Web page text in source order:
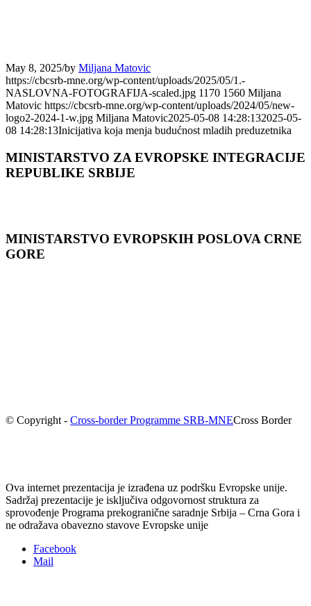
May 8, 2025/by Miljana Matovic
https://cbcsrb-mne.org/wp-content/uploads/2025/05/1.-
NASLOVNA-FOTOGRAFIJA-scaled.jpg 1170 1560 Miljana
Matovic https://cbcsrb-mne.org/wp-content/uploads/2024/05/new-
logo2-2024-1-w.jpg Miljana Matovic2025-05-08 14:28:132025-05-
08 14:28:13Inicijativa koja menja budućnost mladih preduzetnika
MINISTARSTVO ZA EVROPSKE INTEGRACIJE
REPUBLIKE SRBIJE
MINISTARSTVO EVROPSKIH POSLOVA CRNЕ
GORЕ
© Copyright - Cross-border Programme SRB-MNECross Border
Ova internet prezentacija je izrađena uz podršku Evropske unije.
Sadržaj prezentacije je isključiva odgovornost struktura za
sprovođenje Programa prekogranične saradnje Srbija – Crna Gora i
ne odražava obavezno stavove Evropske unije
Facebook
Mail